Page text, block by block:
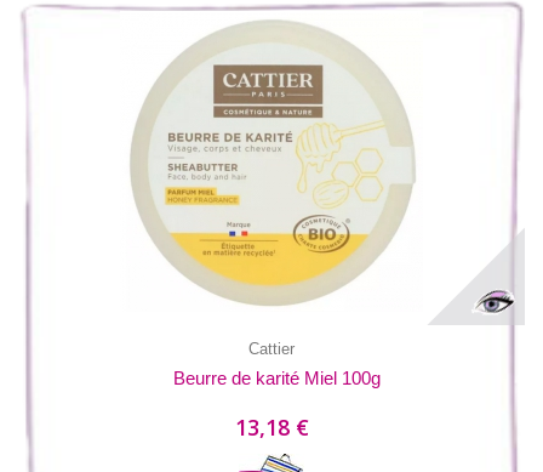
Cattier
Beurre de karité Miel 100g
13,18 €